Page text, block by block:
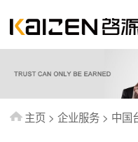
主页 > 企业服务 > 中国